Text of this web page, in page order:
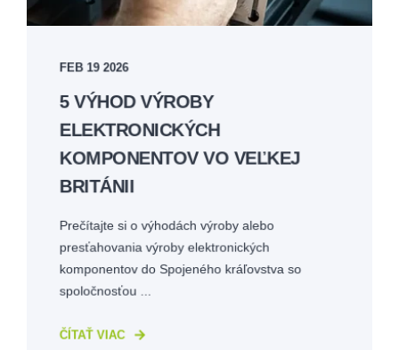
FEB 19 2026
5 VÝHOD VÝROBY
ELEKTRONICKÝCH
KOMPONENTOV VO VEĽKEJ
BRITÁNII
Prečítajte si o výhodách výroby alebo
presťahovania výroby elektronických
komponentov do Spojeného kráľovstva so
spoločnosťou ...
ČÍTAŤ VIAC